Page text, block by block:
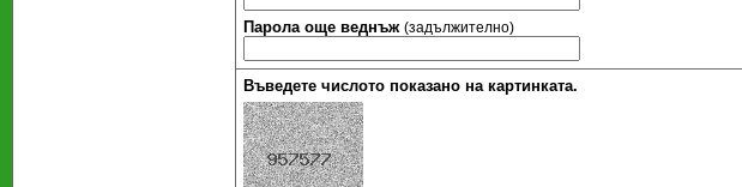
Парола още веднъж (задължително)
Въведете числото показано на картинката.